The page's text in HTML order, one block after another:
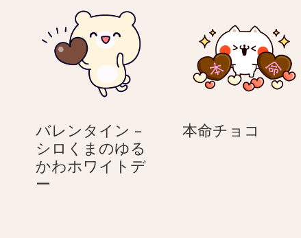
バレンタイン –
シロくまのゆる
かわホワイトデ
ー
本命チョコ